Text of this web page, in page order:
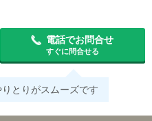
電話でお問合せ
すぐに問合せる
とりがスムーズです